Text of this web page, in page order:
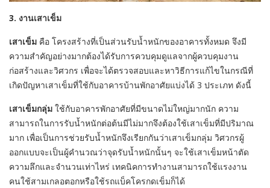
3. งานเสาเข็ม
เสาเข็ม คือ โครงสร้างที่เป็นส่วนรับน้ำหนักของอาคารทั้งหมด จึงมี
ความสำคัญอย่างมากต้องได้รับการควบคุมดูแลจากผู้ควบคุมงาน
ก่อสร้างและวิศวกร เพื่อจะได้ตรวจสอบและหาวิธีการแก้ไขในกรณีที่
เกิดปัญหาเสาเข็มที่ใช้กับอาคารบ้านพักอาศัยแบ่งได้ 3 ประเภท ดังนี้
เสาเข็มกลุ่ม ใช้กับอาคารพักอาศัยที่มีขนาดไม่ใหญ่มากนัก ความ
สามารถในการรับน้ำหนักต่อต้นมีไม่มากจึงต้องใช้เสาเข็มที่มีปริมาณ
มาก เพื่อเป็นการช่วยรับน้ำหนักจึงเรียกกันว่าเสาเข็มกลุ่ม วิศวกรผู้
ออกแบบจะเป็นผู้คำนวณว่าจุดรับน้ำหนักนั้นๆ จะใช้เสาเข็มหน้าตัด
ความลึกและจำนวนเท่าไหร่ เทคนิคการทำงานสามารถใช้แรงงาน
คนใช้สามเกลอตอกหรือใช้รถแบ็คโครกดเข็มก็ได้